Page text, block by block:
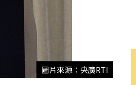
圖片來源：央廣RTI